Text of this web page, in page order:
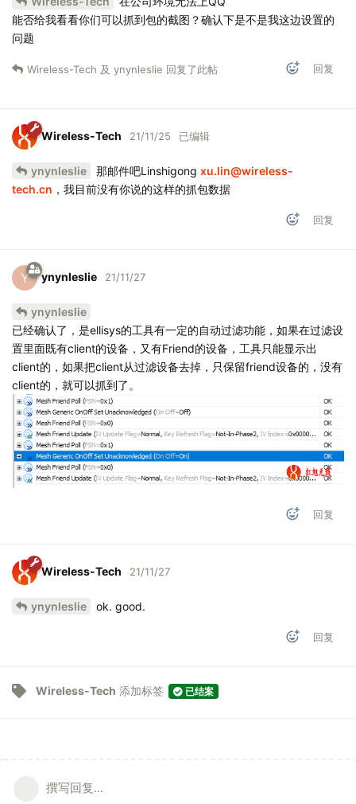
能否给我看看你们可以抓到包的截图？确认下是不是我这边设置的
问题
回复
Wireless-Tech 及 ynynleslie 回复了此帖
Wireless-Tech 21/11/25 已编辑
ynynleslie 那邮件吧Linshigong xu.lin@wireless-
tech.cn ，我目前没有你说的这样的抓包数据
回复
Y ynynleslie 21/11/27
ynynleslie
已经确认了，是ellisys的工具有一定的自动过滤功能，如果在过滤设
置里面既有client的设备，又有Friend的设备，工具只能显示出
client的，如果把client从过滤设备去掉，只保留friend设备的，没有
client的，就可以抓到了。
回复
Wireless-Tech 21/11/27
ynynleslie ok. good.
回复
Wireless-Tech 添加标签 已结案
撰写回复...